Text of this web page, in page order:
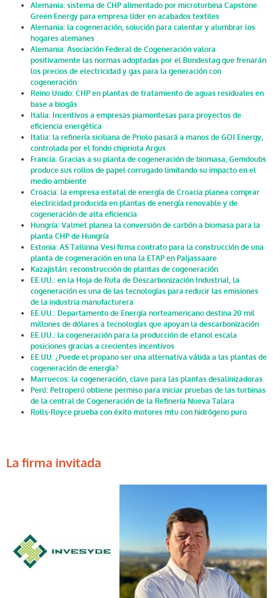
Alemania: sistema de CHP alimentado por microturbina Capstone
Green Energy para empresa líder en acabados textiles
Alemania: la cogeneración, solución para calentar y alumbrar los
hogares alemanes
Alemania: Asociación Federal de Cogeneración valora
positivamente las normas adoptadas por el Bundestag que frenarán
los precios de electricidad y gas para la generación con
cogeneración
Reino Unido: CHP en plantas de tratamiento de aguas residuales en
base a biogás
Italia: Incentivos a empresas piamontesas para proyectos de
eficiencia energética
Italia: la refinería siciliana de Priolo pasará a manos de GOI Energy,
controlada por el fondo chipriota Argus
Francia: Gracias a su planta de cogeneración de biomasa, Gemdoubs
produce sus rollos de papel corrugado limitando su impacto en el
medio ambiente
Croacia: la empresa estatal de energía de Croacia planea comprar
electricidad producida en plantas de energía renovable y de
cogeneración de alta eficiencia
Hungría: Valmet planea la conversión de carbón a biomasa para la
planta CHP de Hungría
Estonia: AS Tallinna Vesi firma contrato para la construcción de una
planta de cogeneración en una la ETAP en Paljassaare
Kazajistán: reconstrucción de plantas de cogeneración
EE.UU.: en la Hoja de Ruta de Descarbonización Industrial, la
cogeneración es una de las tecnologías para reducir las emisiones
de la industria manufacturera
EE.UU.: Departamento de Energía norteamericano destina 20 mil
millones de dólares a tecnologías que apoyan la descarbonización
EE.UU.: la cogeneración para la producción de etanol escala
posiciones gracias a crecientes incentivos
EE.UU: ¿Puede el propano ser una alternativa válida a las plantas de
cogeneración de energía?
Marruecos: la cogeneración, clave para las plantas desalinizadoras
Perú: Petroperú obtiene permiso para iniciar pruebas de las turbinas
de la central de Cogeneración de la Refinería Nueva Talara
Rolls-Royce prueba con éxito motores mtu con hidrógeno puro
La firma invitada